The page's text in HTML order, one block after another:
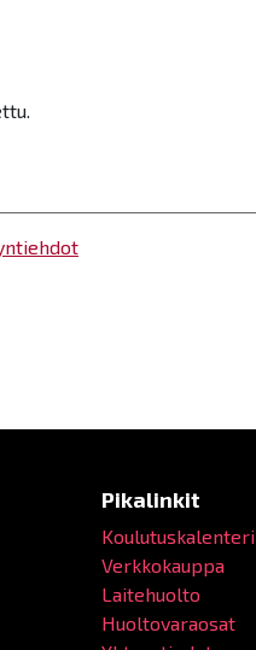
Pikalinkit
Koulutuskalenteri
Verkkokauppa
Laitehuolto
Huoltovaraosat